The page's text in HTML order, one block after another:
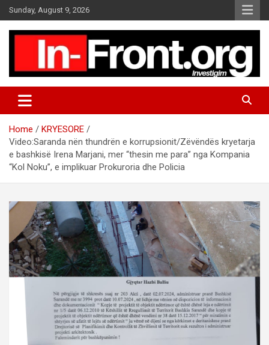
k
Sunday, August 9, 2026
Home
KRYESORE
Video:Saranda nën thundrën e korrupsionit/Zëvëndës kryetarja
e bashkisë Irena Marjani, mer “thesin me para” nga Kompania
“Kol Noku”, e implikuar Prokuroria dhe Policia